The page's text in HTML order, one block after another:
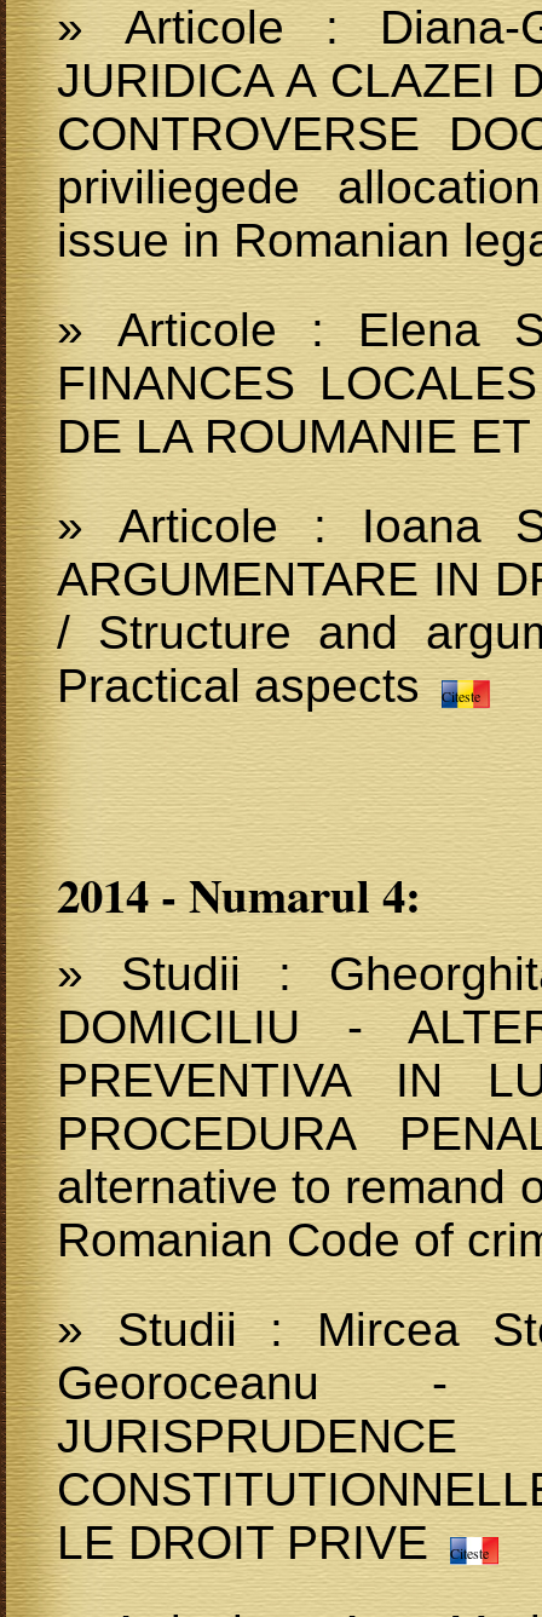
» Articole : Diana-
JURIDICA A CLAZEI
CONTROVERSE
priviliegede
issue in Romanian
» Articole : Elena
FINANCES
DE LA ROUMANIE
» Articole : Ioana
ARGUMENTARE IN
/ Structure and
Practical aspects Citeste
2014 - Numarul 4:
» Studii :
DOMICILIU -
PREVENTIVA IN
PROCEDURA
alternative to remand
Romanian Code of
» Studii : Mircea
Georoceanu -
LE DROIT PRIVE Citeste